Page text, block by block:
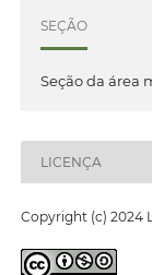
SEÇÃO
Seção da área
LICENÇA
Copyright (c) 2024